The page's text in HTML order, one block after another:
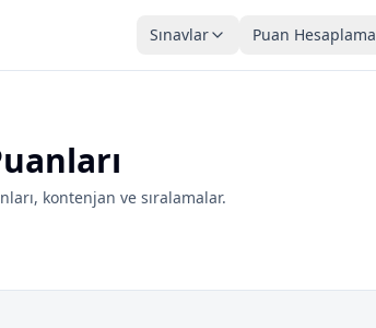
Sınavlar Puan Hesaplama
kontenjan ve sıralamalar.